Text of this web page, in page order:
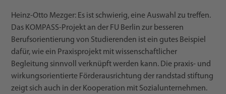
Heinz-Otto Mezger: Es ist schwierig, eine Auswahl zu treffen.
Das KOMPASS-Projekt an der FU Berlin zur besseren
Berufsorientierung von Studierenden ist ein gutes Beispiel
dafür, wie ein Praxisprojekt mit wissenschaftlicher
Begleitung sinnvoll verknüpft werden kann. Die praxis- und
wirkungsorientierte Förderausrichtung der randstad stiftung
zeigt sich auch in der Kooperation mit Sozialunternehmen.